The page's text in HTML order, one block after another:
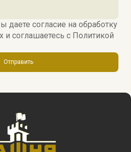
даете согласие на обработку
и соглашаетесь c Политикой
Отправить